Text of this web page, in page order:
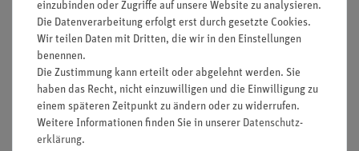
Informationen
Unternehmen
Projekte und Lösungen
Presse
Service
Übersicht Service
Beratung & Showroom
Inventarisierungs- &
einzubinden oder Zugriffe auf unsere Website zu analysieren.
Die Datenverarbeitung erfolgt erst durch gesetzte Cookies.
Wir teilen Daten mit Dritten, die wir in den Einstellungen
benennen.
Die Zustimmung kann erteilt oder abgelehnt werden. Sie
haben das Recht, nicht einzuwilligen und die Einwilligung zu
einem späteren Zeitpunkt zu ändern oder zu widerrufen.
Weitere Informationen finden Sie in unserer Daten­schutz­
erklärung.